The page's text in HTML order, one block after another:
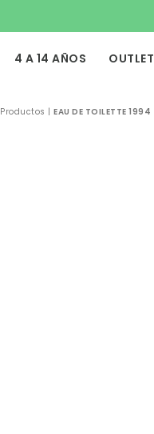
4 A 14 AÑOS OUTLET
Productos |EAU DE TOILETTE 1994